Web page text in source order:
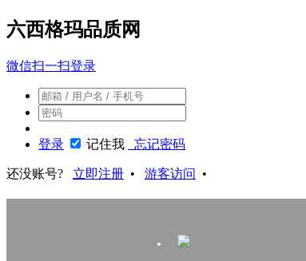
六西格玛品质网
微信扫一扫登录
登录 记住我 忘记密码
还没账号? 立即注册 • 游客访问 •